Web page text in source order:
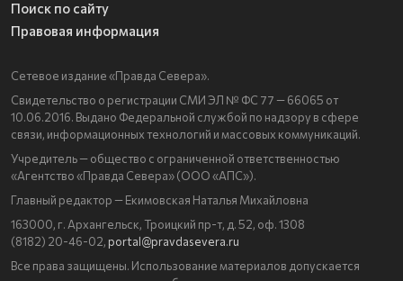
Поиск по сайту
Правовая информация
Сетевое издание «Правда Севера».
Свидетельство о регистрации СМИ ЭЛ № ФС 77 — 66065 от
10.06.2016. Выдано Федеральной службой по надзору в сфере
связи, информационных технологий и массовых коммуникаций.
Учредитель — общество с ограниченной ответственностью
«Агентство «Правда Севера» (ООО «АПС»).
Главный редактор — Екимовская Наталья Михайловна
163000, г. Архангельск, Троицкий пр-т, д. 52, оф. 1308
(8182) 20-46-02, portal@pravdasevera.ru
Все права защищены. Использование материалов допускается